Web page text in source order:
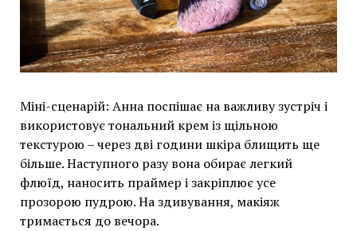
Міні-сценарій: Анна поспішає на важливу зустріч і
використовує тональний крем із щільною
текстурою – через дві години шкіра блищить ще
більше. Наступного разу вона обирає легкий
флюїд, наносить праймер і закріплює усе
прозорою пудрою. На здивування, макіяж
тримається до вечора.